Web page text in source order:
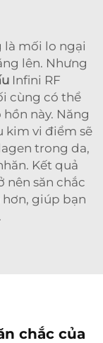
là mối lo ngại
lên. Nhưng
Infini RF
cùng có thể
này. Năng
kim vi điểm sẽ
trong da,
Kết quả
nên săn chắc
giúp bạn
chắc của